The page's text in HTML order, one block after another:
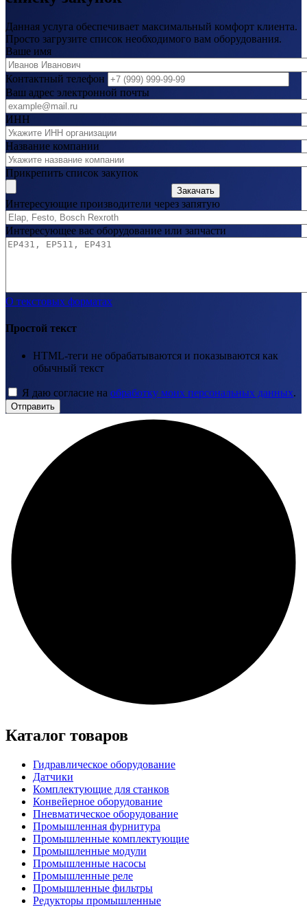
Данная услуга обеспечивает максимальный комфорт клиента.
Просто загрузите список необходимого вам оборудования.
Ваше имя
Контактный телефон
Ваш адрес электронной почты
ИНН
Название компании
Прикрепить список закупок
Закачать
Интересующие производители через запятую
Интересующее вас оборудование или запчасти
О текстовых форматах
Простой текст
HTML-теги не обрабатываются и показываются как
обычный текст
Я даю согласие на обработку моих персональных данных.
Отправить
Каталог товаров
Гидравлическое оборудование
Датчики
Комплектующие для станков
Конвейерное оборудование
Пневматическое оборудование
Промышленная фурнитура
Промышленные комплектующие
Промышленные модули
Промышленные насосы
Промышленные реле
Промышленные фильтры
Редукторы промышленные